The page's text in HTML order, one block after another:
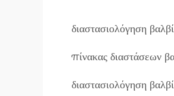
διαστασιολόγηση
πίνακας διαστάσεων
διαστασιολόγηση